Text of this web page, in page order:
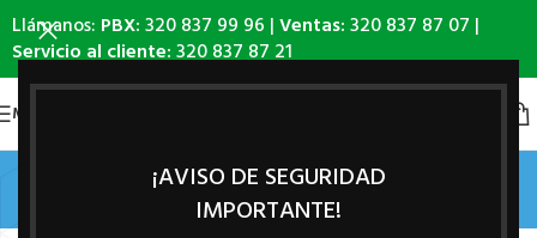
¡AVISO DE SEGURIDAD
IMPORTANTE!
Llámanos: PBX:320 837 99 96 |Ventas:320 837 87 07 |
Servicio al cliente:320 837 87 21
MENÚ
Netus eu mollis hac dignis
Netus eu mollis hac dignis/Netus eu mollis hac dignis